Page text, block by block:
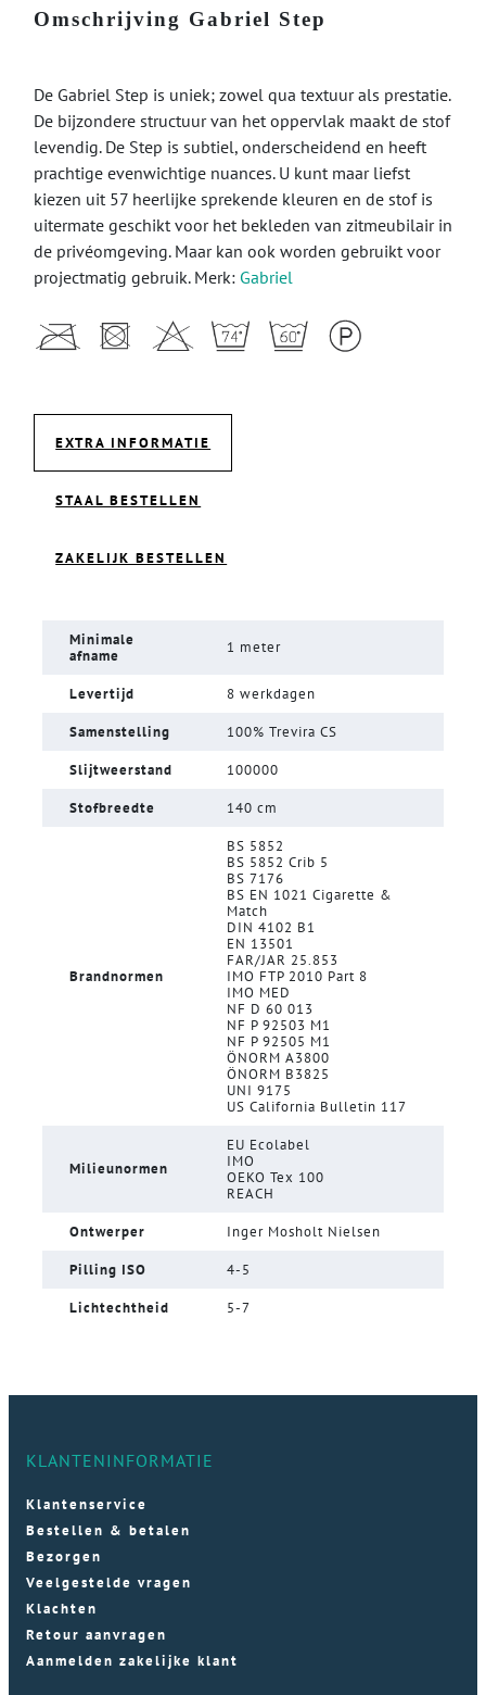
Omschrijving Gabriel Step
De Gabriel Step is uniek; zowel qua textuur als prestatie.
De bijzondere structuur van het oppervlak maakt de stof
levendig. De Step is subtiel, onderscheidend en heeft
prachtige evenwichtige nuances. U kunt maar liefst
kiezen uit 57 heerlijke sprekende kleuren en de stof is
uitermate geschikt voor het bekleden van zitmeubilair in
de privéomgeving. Maar kan ook worden gebruikt voor
projectmatig gebruik. Merk: Gabriel
EXTRA INFORMATIE
STAAL BESTELLEN
ZAKELIJK BESTELLEN
Minimale
afname
1 meter
Levertijd 8 werkdagen
Samenstelling 100% Trevira CS
Slijtweerstand 100000
Stofbreedte 140 cm
Brandnormen
BS 5852
BS 5852 Crib 5
BS 7176
BS EN 1021 Cigarette &
Match
DIN 4102 B1
EN 13501
FAR/JAR 25.853
IMO FTP 2010 Part 8
IMO MED
NF D 60 013
NF P 92503 M1
NF P 92505 M1
ÖNORM A3800
ÖNORM B3825
UNI 9175
US California Bulletin 117
Milieunormen
EU Ecolabel
IMO
OEKO Tex 100
REACH
Ontwerper Inger Mosholt Nielsen
Pilling ISO 4-5
Lichtechtheid 5-7
KLANTENINFORMATIE
Klantenservice
Bestellen & betalen
Bezorgen
Veelgestelde vragen
Klachten
Retour aanvragen
Aanmelden zakelijke klant